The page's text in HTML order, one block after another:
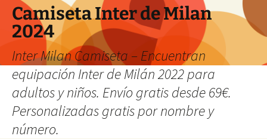
Camiseta Inter de Milan
2024
Inter Milan Camiseta – Encuentran
equipación Inter de Milán 2022 para
adultos y niños. Envío gratis desde 69€.
Personalizadas gratis por nombre y
número.